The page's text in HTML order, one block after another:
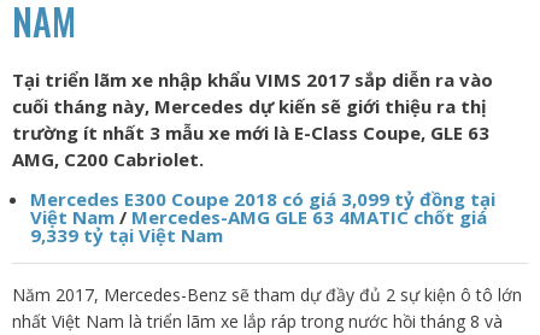
NAM
Tại triển lãm xe nhập khẩu VIMS 2017 sắp diễn ra vào
cuối tháng này, Mercedes dự kiến sẽ giới thiệu ra thị
trường ít nhất 3 mẫu xe mới là E-Class Coupe, GLE 63
AMG, C200 Cabriolet.
Mercedes E300 Coupe 2018 có giá 3,099 tỷ đồng tại
Việt Nam / Mercedes-AMG GLE 63 4MATIC chốt giá
9,339 tỷ tại Việt Nam
Năm 2017, Mercedes-Benz sẽ tham dự đầy đủ 2 sự kiện ô tô lớn
nhất Việt Nam là triển lãm xe lắp ráp trong nước hồi tháng 8 và